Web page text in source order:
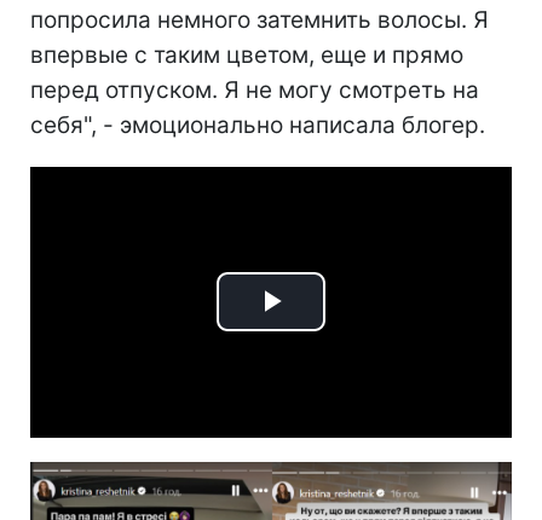
попросила немного затемнить волосы. Я
впервые с таким цветом, еще и прямо
перед отпуском. Я не могу смотреть на
себя", - эмоционально написала блогер.
Play